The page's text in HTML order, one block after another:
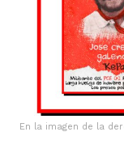
En la imagen de la